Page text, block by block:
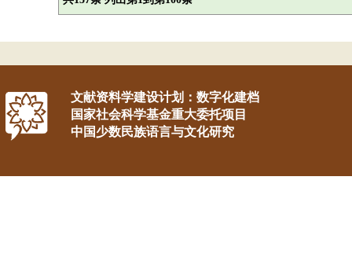
文献资料学建设计划：数字化建档
国家社会科学基金重大委托项目
中国少数民族语言与文化研究